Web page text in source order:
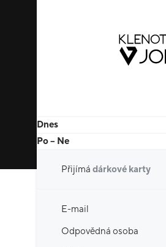
Dnes
Po – Ne
Přijímá dárkové karty
E-mail
Odpovědná osoba